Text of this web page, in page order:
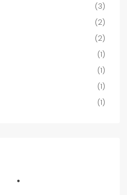
(3)
(2)
(2)
(1)
(1)
(1)
(1)